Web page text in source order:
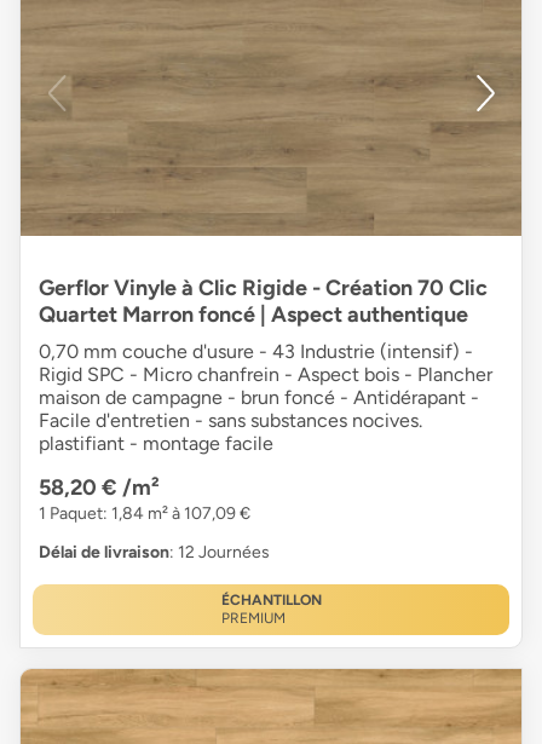
Gerflor Vinyle à Clic Rigide - Création 70 Clic
Quartet Marron foncé | Aspect authentique
0,70 mm couche d'usure - 43 Industrie (intensif) -
Rigid SPC - Micro chanfrein - Aspect bois - Plancher
maison de campagne - brun foncé - Antidérapant -
Facile d'entretien - sans substances nocives.
plastifiant - montage facile
58,20 € /m²
1 Paquet: 1,84 m² à 107,09 €
Délai de livraison: 12 Journées
ÉCHANTILLON
PREMIUM